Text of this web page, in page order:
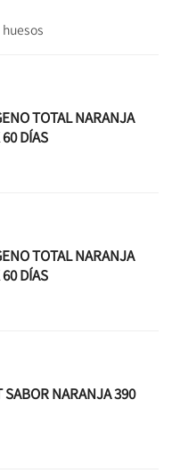
TOTAL NARANJA
DÍAS
TOTAL NARANJA
DÍAS
SABOR NARANJA 390